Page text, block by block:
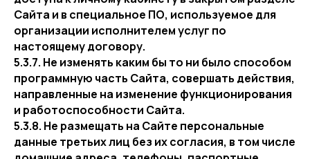
Сайта и в специальное ПО, используемое для
организации исполнителем услуг по
настоящему договору.
5.3.7. Не изменять каким бы то ни было способом
программную часть Сайта, совершать действия,
направленные на изменение функционирования
и работоспособности Сайта.
5.3.8. Не размещать на Сайте персональные
данные третьих лиц без их согласия, в том числе